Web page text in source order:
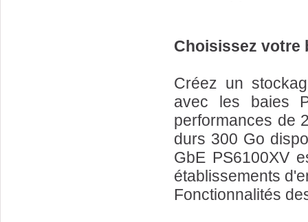
Choisissez votre
Créez un
avec les baies
performances de
durs 300 Go
GbE PS6100XV
établissements
Fonctionnalités